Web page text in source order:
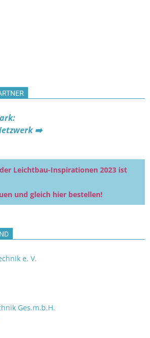
➡️
Leichtbau-Inspirationen 2023 ist
und gleich hier bestellen!
e. V.
Ges.m.b.H.